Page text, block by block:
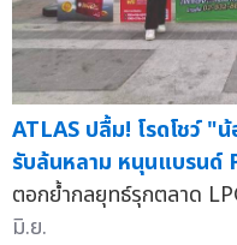
ATLAS ปลื้ม! โรดโชว์ "
รับล้นหลาม หนุนแบรนด์
ตอกย้ำกลยุทธ์รุกตลาด
มิ.ย.